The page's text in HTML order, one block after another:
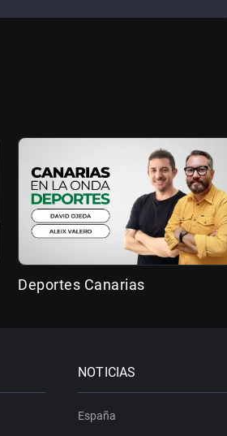
Deportes Canarias
NOTICIAS
España